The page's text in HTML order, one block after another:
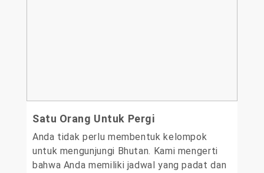
Satu Orang Untuk Pergi
Anda tidak perlu membentuk kelompok
untuk mengunjungi Bhutan. Kami mengerti
bahwa Anda memiliki jadwal yang padat dan